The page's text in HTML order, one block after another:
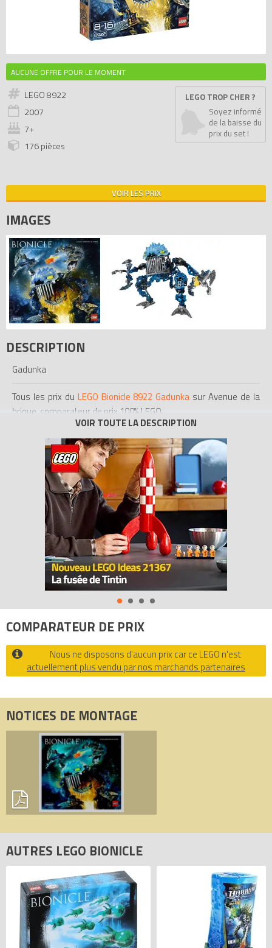
AUCUNE OFFRE POUR LE MOMENT
LEGO 8922
2007
7+
176 pièces
LEGO TROP CHER ?
Soyez informé
de la baisse du
prix du set !
VOIR LES PRIX
IMAGES
DESCRIPTION
Gadunka
Tous les prix du LEGO Bionicle 8922 Gadunka sur Avenue de la
brique, comparateur de prix 100% LEGO.
Code EAN du LEGO Bionicle 8922 : 0673419091817.
COMPARATEUR DE PRIX
Nous ne disposons d'aucun prix car ce LEGO n'est
actuellement plus vendu par nos marchands partenaires
NOTICES DE MONTAGE
AUTRES LEGO BIONICLE